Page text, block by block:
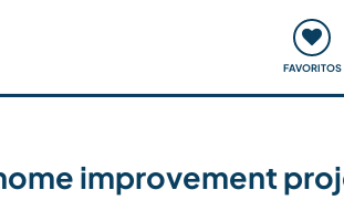
FAVORITOS
Viajar y aprender
improvement